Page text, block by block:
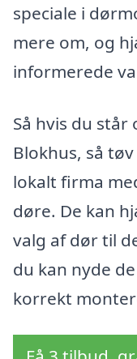
speciale i
mere om, og
informerede
Så hvis du
Blokhus, så
lokalt firma
døre. De kan
valg af dør til
du kan nyde
korrekt